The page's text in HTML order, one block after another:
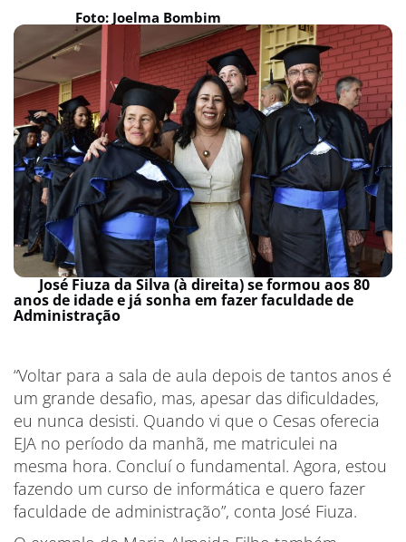
Foto: Joelma Bombim
José Fiuza da Silva (à direita) se formou aos 80
anos de idade e já sonha em fazer faculdade de
Administração
“Voltar para a sala de aula depois de tantos anos é
um grande desafio, mas, apesar das dificuldades,
eu nunca desisti. Quando vi que o Cesas oferecia
EJA no período da manhã, me matriculei na
mesma hora. Concluí o fundamental. Agora, estou
fazendo um curso de informática e quero fazer
faculdade de administração”, conta José Fiuza.